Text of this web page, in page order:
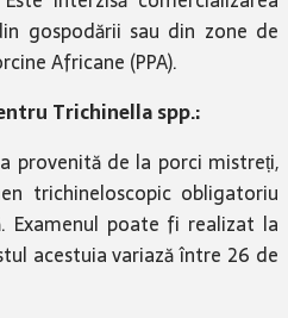
gospodării sau din zone de
Africane (PPA).
Trichinella spp.:
provenită de la porci mistreți,
trichineloscopic obligatoriu
Examenul poate fi realizat la
acestuia variază între 26 de